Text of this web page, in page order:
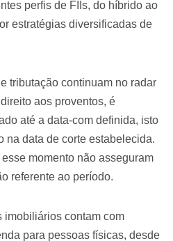
perfis de FIIs, do híbrido ao
estratégias diversificadas de
tributação continuam no radar
aos proventos, é
até a data-com definida, isto
na data de corte estabelecida.
momento não asseguram
referente ao período.
imobiliários contam com
para pessoas físicas, desde